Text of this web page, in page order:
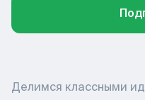
Делимся классными